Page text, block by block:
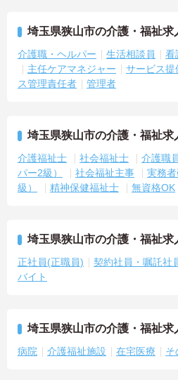
埼玉県狭山市の介護・福祉求
介護職・ヘルパー 生活相談員 看
主任ケアマネジャー
サービス提
ス管理責任者
管理者
埼玉県狭山市の介護・福祉求
介護福祉士 社会福祉士
介護職
パー2級）
社会福祉主事
実務
級）
精神保健福祉士 無資格OK
埼玉県狭山市の介護・福祉求
正社員(正職員) 契約社員・嘱託社
バイト
埼玉県狭山市の介護・福祉求
病院 介護福祉施設 在宅医療 そ